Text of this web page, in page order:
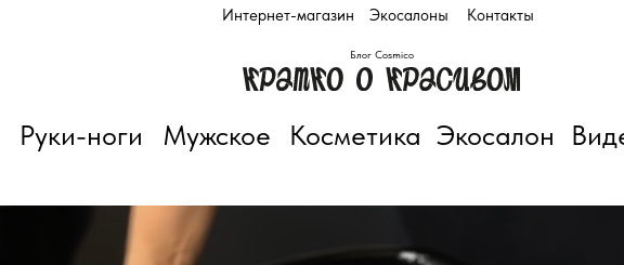
Интернет-магазин Экосалоны Контакты
Блог Cosmico
Мужское Экосалон
Руки-ноги Косметика